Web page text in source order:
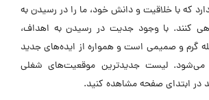
که با خلاقیت و دانش خود، ما را در رسیدن به
کنند. با وجود جدیت در رسیدن به اهداف،
گرم و صمیمی است و همواره از ایده‌های جدید
می‌شود. لیست جدیدترین موقعیت‌های شغلی
در ابتدای صفحه مشاهده کنید.